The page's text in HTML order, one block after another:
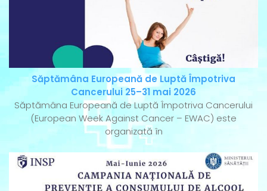
Săptămâna Europeană de Luptă Împotriva
Cancerului 25–31 mai 2026
Săptămâna Europeană de Luptă Împotriva Cancerului
(European Week Against Cancer – EWAC) este
organizată în